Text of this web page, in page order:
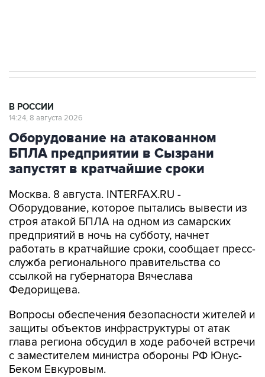
В РОССИИ
14:24, 8 августа 2026
Оборудование на атакованном
БПЛА предприятии в Сызрани
запустят в кратчайшие сроки
Москва. 8 августа. INTERFAX.RU -
Оборудование, которое пытались вывести из
строя атакой БПЛА на одном из самарских
предприятий в ночь на субботу, начнет
работать в кратчайшие сроки, сообщает пресс-
служба регионального правительства со
ссылкой на губернатора Вячеслава
Федорищева.
Вопросы обеспечения безопасности жителей и
защиты объектов инфраструктуры от атак
глава региона обсудил в ходе рабочей встречи
с заместителем министра обороны РФ Юнус-
Беком Евкуровым.